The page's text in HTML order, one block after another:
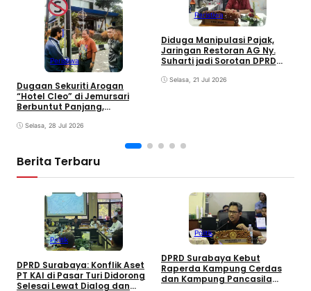
Peristiwa
Dugaan Sekuriti Arogan
“Hotel Cleo” di Jemursari
Berbuntut Panjang,
Mulai Dipertanyakan
Selasa, 28 Jul 2026
Peristiwa
Diduga Manipulasi Pajak,
Jaringan Restoran AG Ny.
Suharti jadi Sorotan DPRD
Selasa, 21 Jul 2026
Berita Terbaru
Politik
DPRD Surabaya: Konflik Aset
PT KAI di Pasar Turi Didorong
Selesai Lewat Dialog dan
Politik
DPRD Surabaya Kebut
Raperda Kampung Cerdas
dan Kampung Pancasila